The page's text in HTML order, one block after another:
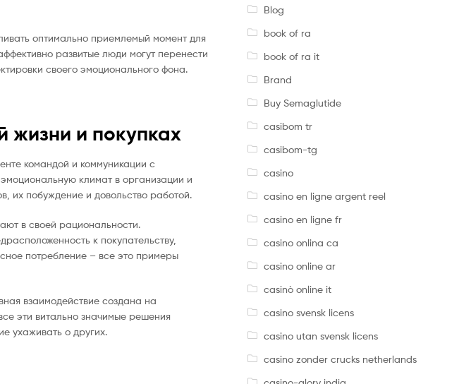
оптимально приемлемый момент для
развитые люди могут перенести
своего эмоционального фона.
жизни и покупках
командой и коммуникации с
климат в организации и
их побуждение и довольство работой.
в своей рациональности.
к покупательству,
потребление – все это примеры
взаимодействие создана на
эти витально значимые решения
ухаживать о других.
Blog
book of ra
book of ra it
Brand
Buy Semaglutide
casibom tr
casibom-tg
casino
casino en ligne argent reel
casino en ligne fr
casino onlina ca
casino online ar
casinò online it
casino svensk licens
casino utan svensk licens
casino zonder crucks netherlands